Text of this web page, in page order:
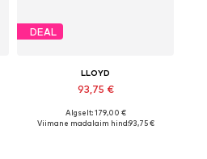
DEAL
LLOYD
93,75 €
Saadaval erinevates suurustes
Algselt: 179,00 €
Viimane madalaim hind:93,75 €